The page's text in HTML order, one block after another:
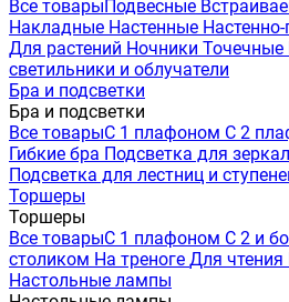
Все товарыПодвесные
Накладные Настенные
Для растений Ночники Точечные
светильники и облучатели
Бра и подсветки
Бра и подсветки
Все товарыС 1 плафоном С 2
Гибкие бра Подсветка для зеркал
Подсветка для лестниц и
Торшеры
Торшеры
Все товарыС 1 плафоном С 2 и
столиком На треноге Для чтения
Настольные лампы